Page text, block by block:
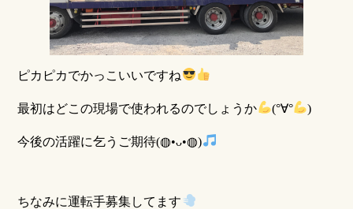
ピカピカでかっこいいですね
最初はどこの現場で使われるのでしょうか (°∀° )
今後の活躍に乞うご期待(◍•ᴗ•◍)
ちなみに運転手募集してます